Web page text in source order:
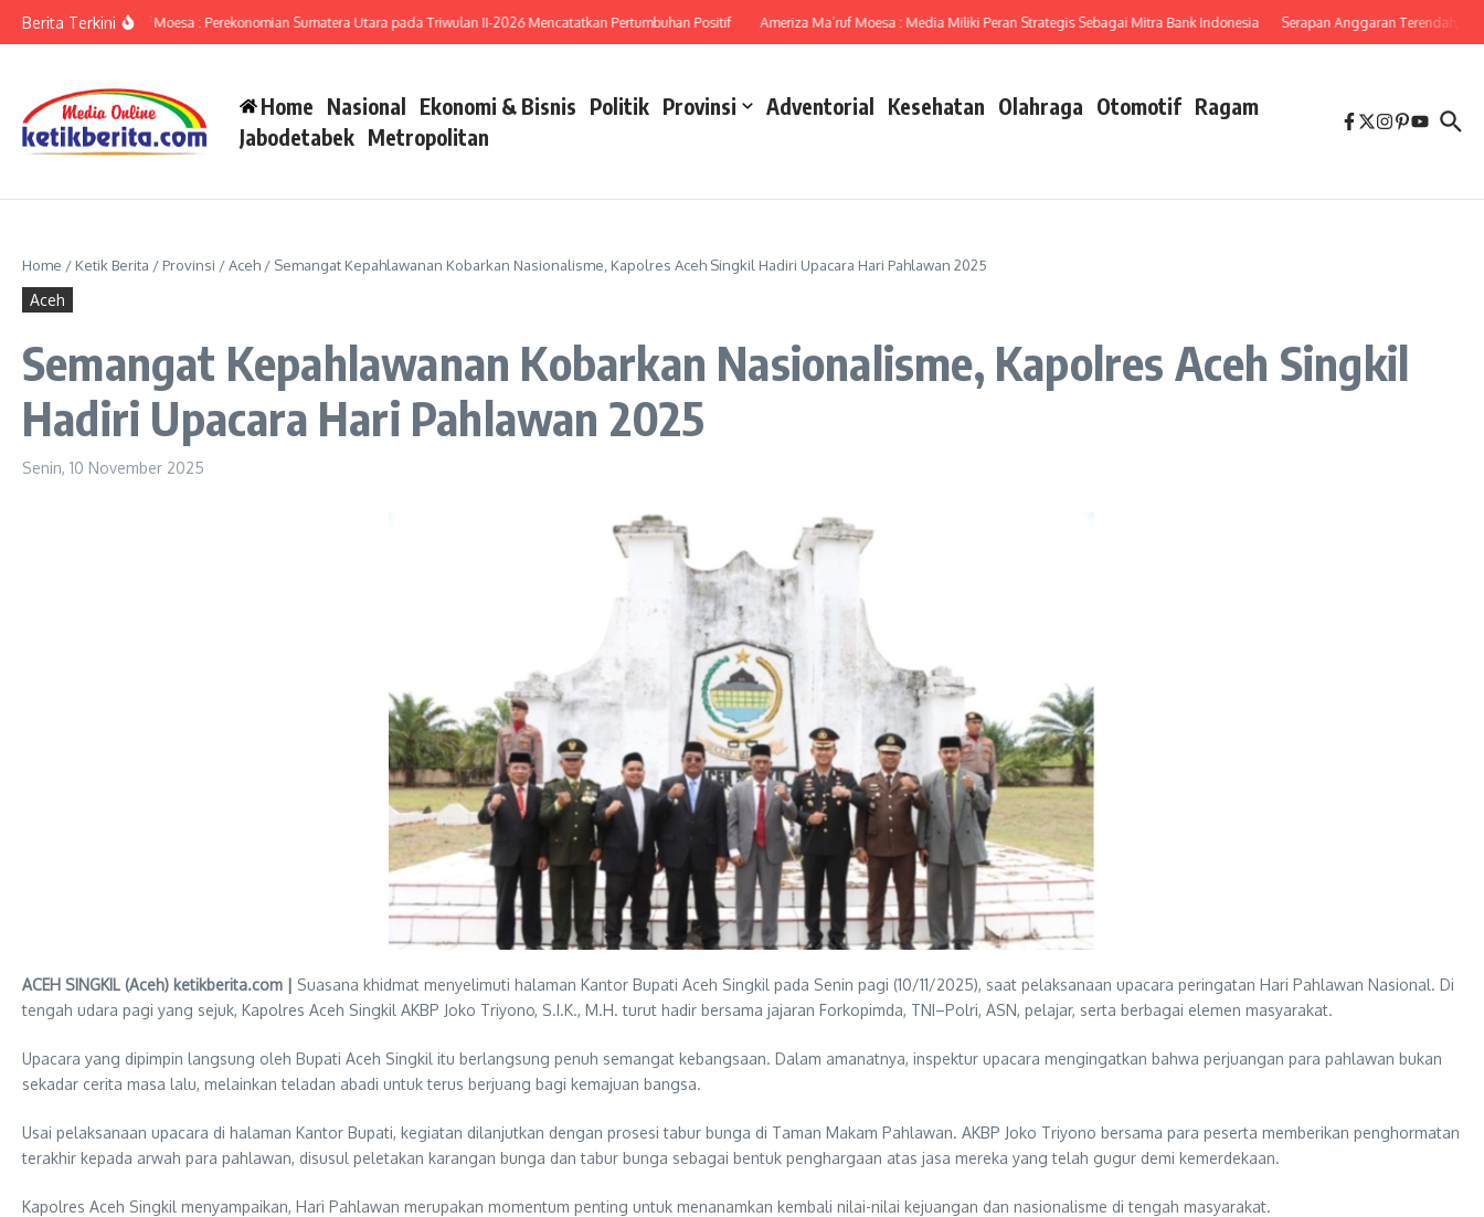
Berita Terkini
Ameriza Ma’ruf Moesa : Perekonomian Sumatera Utara pada Triwulan II-2026 Mencatatkan Pertumbuhan Positif Ameriza Ma’ruf Moesa : Media Miliki Peran Strategis Sebagai Mitra Bank Indonesia Serapan Anggaran Terendah,
Home Nasional Ekonomi & Bisnis Politik Provinsi Adventorial Kesehatan Olahraga Otomotif Ragam
Jabodetabek Metropolitan
Home / Ketik Berita / Provinsi /Aceh / Semangat Kepahlawanan Kobarkan Nasionalisme, Kapolres Aceh Singkil Hadiri Upacara Hari Pahlawan 2025
Aceh
Semangat Kepahlawanan Kobarkan Nasionalisme, Kapolres Aceh Singkil
Hadiri Upacara Hari Pahlawan 2025
Senin, 10 November 2025
ACEH SINGKIL (Aceh) ketikberita.com | Suasana khidmat menyelimuti halaman Kantor Bupati Aceh Singkil pada Senin pagi (10/11/2025), saat pelaksanaan upacara peringatan Hari Pahlawan Nasional. Di
tengah udara pagi yang sejuk, Kapolres Aceh Singkil AKBP Joko Triyono, S.I.K., M.H. turut hadir bersama jajaran Forkopimda, TNI–Polri, ASN, pelajar, serta berbagai elemen masyarakat.
Upacara yang dipimpin langsung oleh Bupati Aceh Singkil itu berlangsung penuh semangat kebangsaan. Dalam amanatnya, inspektur upacara mengingatkan bahwa perjuangan para pahlawan bukan
sekadar cerita masa lalu, melainkan teladan abadi untuk terus berjuang bagi kemajuan bangsa.
Usai pelaksanaan upacara di halaman Kantor Bupati, kegiatan dilanjutkan dengan prosesi tabur bunga di Taman Makam Pahlawan. AKBP Joko Triyono bersama para peserta memberikan penghormatan
terakhir kepada arwah para pahlawan, disusul peletakan karangan bunga dan tabur bunga sebagai bentuk penghargaan atas jasa mereka yang telah gugur demi kemerdekaan.
Kapolres Aceh Singkil menyampaikan, Hari Pahlawan merupakan momentum penting untuk menanamkan kembali nilai-nilai kejuangan dan nasionalisme di tengah masyarakat.